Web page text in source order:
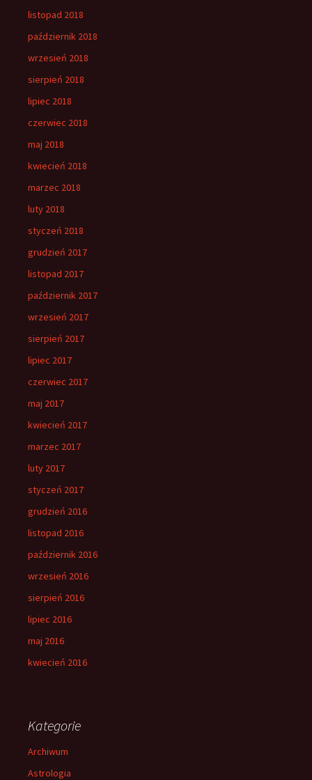
listopad 2018
październik 2018
wrzesień 2018
sierpień 2018
lipiec 2018
czerwiec 2018
maj 2018
kwiecień 2018
marzec 2018
luty 2018
styczeń 2018
grudzień 2017
listopad 2017
październik 2017
wrzesień 2017
sierpień 2017
lipiec 2017
czerwiec 2017
maj 2017
kwiecień 2017
marzec 2017
luty 2017
styczeń 2017
grudzień 2016
listopad 2016
październik 2016
wrzesień 2016
sierpień 2016
lipiec 2016
maj 2016
kwiecień 2016
Kategorie
Archiwum
Astrologia